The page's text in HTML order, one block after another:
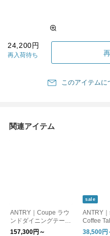
24,200円
再入荷待ち
このアイテムに
関連アイテム
ANTRY｜Coupe ラウ
ンドダイニングテーブ
ル（Dark）
157,300円～
sale
ANTRY
Coffee
ーテーブル
38,500円